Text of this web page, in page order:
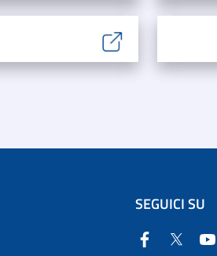
SEGUICI SU
Facebook
Twitter